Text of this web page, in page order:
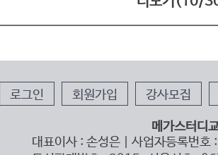
로그인 회원가입 강사모집
메가스터디
대표이사 : 손성은 | 사업자등록